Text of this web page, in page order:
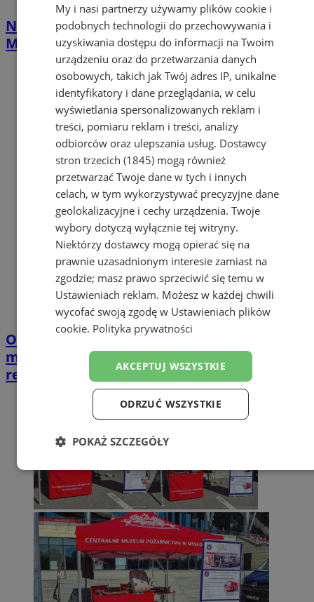
Nawet 42 tys. zł na własną firmę w
Mysłowicach. PUP rusza z naborem
Opiekujesz się bliską osobą? Ta ankieta
może wpłynąć na przyszłe wsparcie w
regionie
My i nasi partnerzy używamy plików cookie i
podobnych technologii do przechowywania i
uzyskiwania dostępu do informacji na Twoim
urządzeniu oraz do przetwarzania danych
osobowych, takich jak Twój adres IP, unikalne
identyfikatory i dane przeglądania, w celu
wyświetlania spersonalizowanych reklam i
treści, pomiaru reklam i treści, analizy
odbiorców oraz ulepszania usług. Dostawcy
stron trzecich (1845) mogą również
przetwarzać Twoje dane w tych i innych
celach, w tym wykorzystywać precyzyjne dane
geolokalizacyjne i cechy urządzenia. Twoje
wybory dotyczą wyłącznie tej witryny.
Niektórzy dostawcy mogą opierać się na
prawnie uzasadnionym interesie zamiast na
zgodzie; masz prawo sprzeciwić się temu w
Ustawieniach reklam. Możesz w każdej chwili
wycofać swoją zgodę w Ustawieniach plików
cookie. Polityka prywatności
AKCEPTUJ WSZYSTKIE
ODRZUĆ WSZYSTKIE
POKAŻ SZCZEGÓŁY
Niezbędne Wydajność Targetowanie
Funkcjonalność Niesklasyfikowane